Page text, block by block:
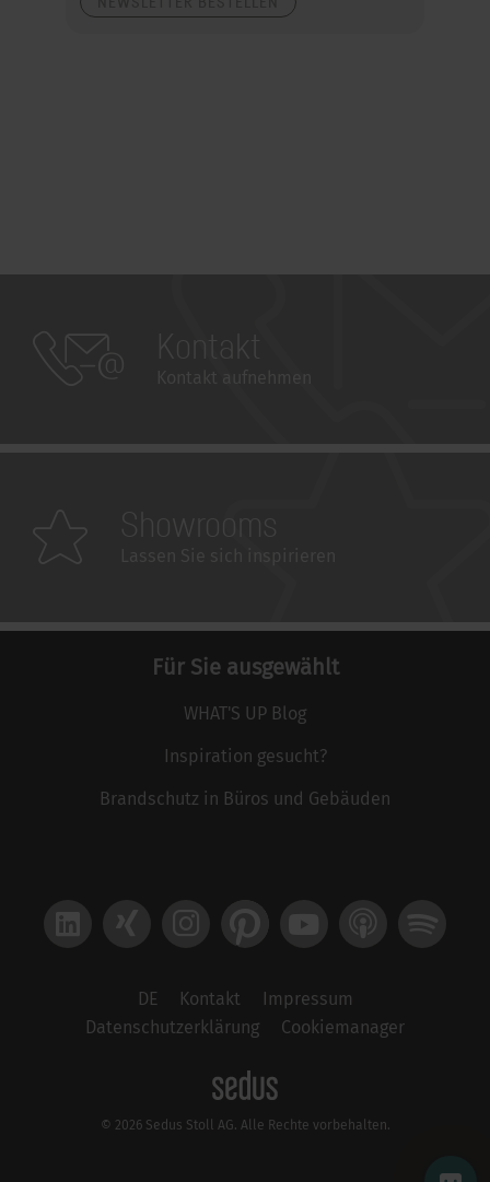
Für Sie ausgewählt
WHAT'S UP Blog
Inspiration gesucht?
Brandschutz in Büros und Gebäuden
© 2026 Sedus Stoll AG. Alle Rechte vorbehalten.
DE Kontakt
Impressum
Datenschutzerklärung
Cookiemanager
Pinterest